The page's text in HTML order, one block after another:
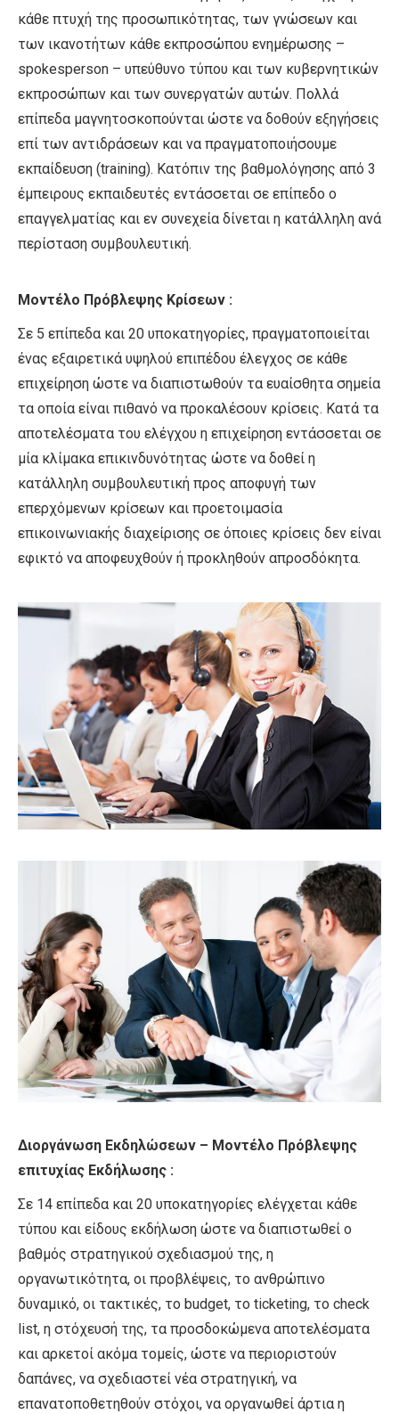
κάθε πτυχή της προσωπικότητας, των γνώσεων και
των ικανοτήτων κάθε εκπροσώπου ενημέρωσης –
spokesperson – υπεύθυνο τύπου και των κυβερνητικών
εκπροσώπων και των συνεργατών αυτών. Πολλά
επίπεδα μαγνητοσκοπούνται ώστε να δοθούν εξηγήσεις
επί των αντιδράσεων και να πραγματοποιήσουμε
εκπαίδευση (training). Κατόπιν της βαθμολόγησης από 3
έμπειρους εκπαιδευτές εντάσσεται σε επίπεδο ο
επαγγελματίας και εν συνεχεία δίνεται η κατάλληλη ανά
περίσταση συμβουλευτική.
Μοντέλο Πρόβλεψης Κρίσεων :
Σε 5 επίπεδα και 20 υποκατηγορίες, πραγματοποιείται
ένας εξαιρετικά υψηλού επιπέδου έλεγχος σε κάθε
επιχείρηση ώστε να διαπιστωθούν τα ευαίσθητα σημεία
τα οποία είναι πιθανό να προκαλέσουν κρίσεις. Κατά τα
αποτελέσματα του ελέγχου η επιχείρηση εντάσσεται σε
μία κλίμακα επικινδυνότητας ώστε να δοθεί η
κατάλληλη συμβουλευτική προς αποφυγή των
επερχόμενων κρίσεων και προετοιμασία
επικοινωνιακής διαχείρισης σε όποιες κρίσεις δεν είναι
εφικτό να αποφευχθούν ή προκληθούν απροσδόκητα.
Διοργάνωση Εκδηλώσεων – Μοντέλο Πρόβλεψης
επιτυχίας Εκδήλωσης :
Σε 14 επίπεδα και 20 υποκατηγορίες ελέγχεται κάθε
τύπου και είδους εκδήλωση ώστε να διαπιστωθεί ο
βαθμός στρατηγικού σχεδιασμού της, η
οργανωτικότητα, οι προβλέψεις, το ανθρώπινο
δυναμικό, οι τακτικές, το budget, το ticketing, το check
list, η στόχευσή της, τα προσδοκώμενα αποτελέσματα
και αρκετοί ακόμα τομείς, ώστε να περιοριστούν
δαπάνες, να σχεδιαστεί νέα στρατηγική, να
επανατοποθετηθούν στόχοι, να οργανωθεί άρτια η